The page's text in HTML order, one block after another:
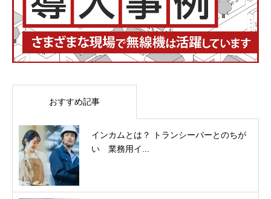
おすすめ記事
インカムとは？ トランシーバーとのちが
い 業務用イ...